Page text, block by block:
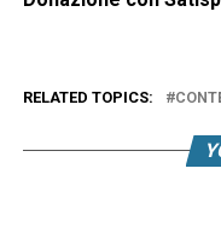
RELATED TOPICS: